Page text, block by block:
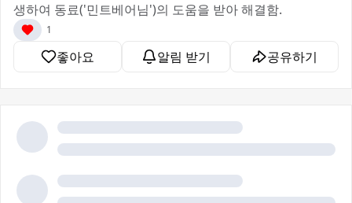
생하여 동료('민트베어님')의 도움을 받아 해결함.
1
좋아요 알림 받기 공유하기